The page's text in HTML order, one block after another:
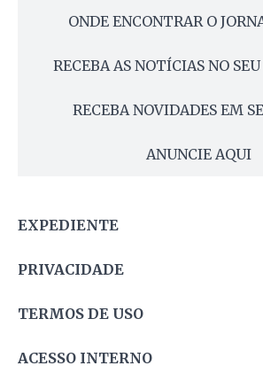
ONDE ENCONTRAR O
RECEBA AS NOTÍCIAS NO
RECEBA NOVIDADES EM
ANUNCIE AQUI
EXPEDIENTE
PRIVACIDADE
TERMOS DE USO
ACESSO INTERNO